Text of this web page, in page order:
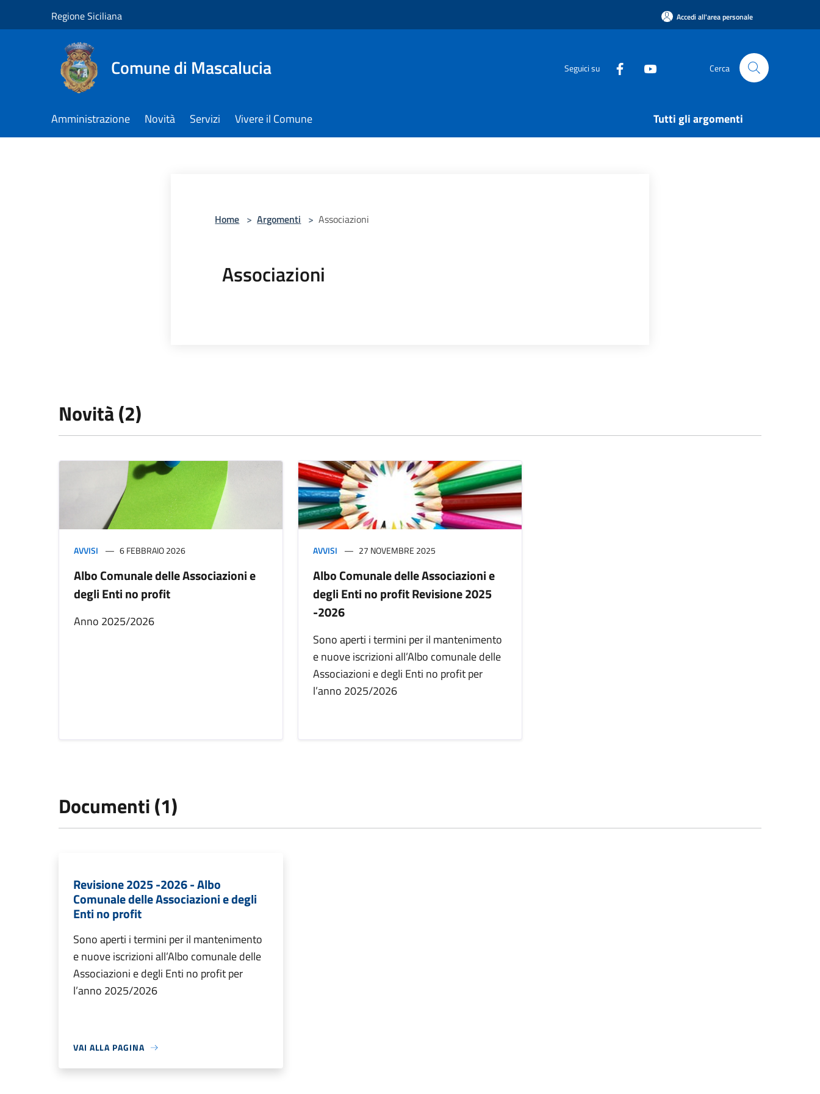
Regione Siciliana Accedi all'area personale
Comune di Mascalucia Seguici su Cerca
Amministrazione Novità Servizi Vivere il Comune Tutti gli argomenti
Home > Argomenti > Associazioni
Associazioni
Novità (2)
AVVISI 6 FEBBRAIO 2026
Albo Comunale delle Associazioni e
degli Enti no profit
Anno 2025/2026
AVVISI 27 NOVEMBRE 2025
Albo Comunale delle Associazioni e
degli Enti no profit Revisione 2025
-2026
Sono aperti i termini per il mantenimento
e nuove iscrizioni all’Albo comunale delle
Associazioni e degli Enti no profit per
l’anno 2025/2026
Documenti (1)
Revisione 2025 -2026 - Albo
Comunale delle Associazioni e degli
Enti no profit
Sono aperti i termini per il mantenimento
e nuove iscrizioni all’Albo comunale delle
Associazioni e degli Enti no profit per
l’anno 2025/2026
VAI ALLA PAGINA